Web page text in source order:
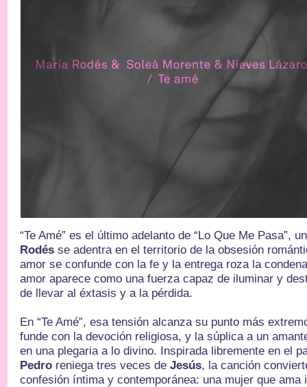
“Te Amé” es el último adelanto de “Lo Que Me Pasa”,
Rodés se adentra en el territorio de la obsesión
amor se confunde con la fe y la entrega roza la
amor aparece como una fuerza capaz de iluminar y
de llevar al éxtasis y a la pérdida.
En “Te Amé”, esa tensión alcanza su punto más
funde con la devoción religiosa, y la súplica a un
en una plegaria a lo divino. Inspirada libremente en el
Pedro reniega tres veces deJesús, la canción
confesión íntima y contemporánea: una mujer que ama